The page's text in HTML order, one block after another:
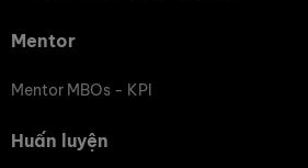
Mentor
Mentor MBOs - KPI
Huấn luyện